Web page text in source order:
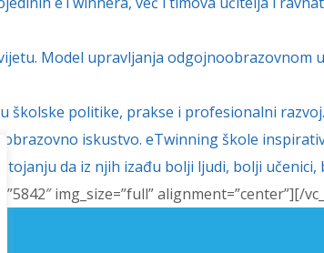
Model upravljanja odgojnoobrazovnom
školske politike, prakse i profesionalni razvoj.
obrazovno iskustvo. eTwinning škole
da iz njih izađu bolji ljudi, bolji učenici,
img_size=”full” alignment=”center”][/